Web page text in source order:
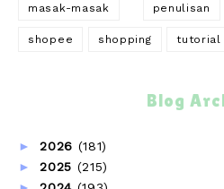
masak-masak penulisan
shopee shopping tutorial
Blog
►2026 (181)
►2025 (215)